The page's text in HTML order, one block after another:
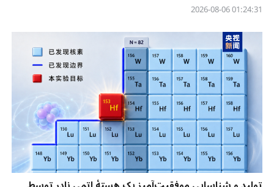
01:24:31 2026-08-06